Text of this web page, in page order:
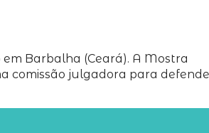
em Barbalha (Ceará). A Mostra
comissão julgadora para